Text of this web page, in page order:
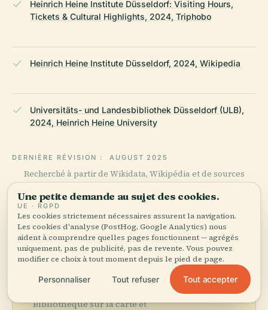
Heinrich Heine Institute Düsseldorf: Visiting Hours,
Tickets & Cultural Highlights, 2024, Triphobo
Heinrich Heine Institute Düsseldorf, 2024, Wikipedia
Universitäts- und Landesbibliothek Düsseldorf (ULB),
2024, Heinrich Heine University
DERNIÈRE RÉVISION : AUGUST 2025
Recherché à partir de Wikidata, Wikipédia et de sources
officielles · vérifié ·Comment nous créons nos guides →
Explorer les
environs
Découvrez Institut
Bibliothèque sur la carte et
Voir la carte
Une petite demande au sujet des cookies.
UE · RGPD
Les cookies strictement nécessaires assurent la navigation.
Les cookies d'analyse (PostHog, Google Analytics) nous
aident à comprendre quelles pages fonctionnent — agrégés
uniquement, pas de publicité, pas de revente. Vous pouvez
modifier ce choix à tout moment depuis le pied de page.
Personnaliser Tout refuser Tout accepter